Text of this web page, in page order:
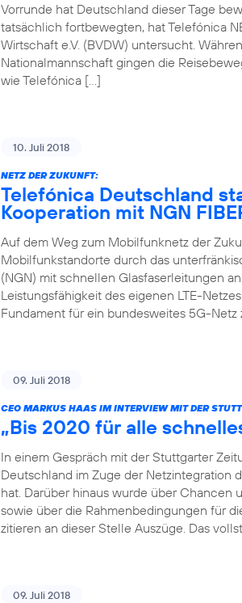
Vorrunde hat Deutschland dieser Tage
tatsächlich fortbewegten, hat Telefónica
Wirtschaft e.V. (BVDW) untersucht.
Nationalmannschaft gingen die
wie Telefónica […]
10. Juli 2018
NETZ DER ZUKUNFT:
Telefónica Deutschland
Kooperation mit NGN
Auf dem Weg zum Mobilfunknetz der
Mobilfunkstandorte durch das
(NGN) mit schnellen Glasfaserleitungen
Leistungsfähigkeit des eigenen LTE-
Fundament für ein bundesweites 5G-
09. Juli 2018
CEO MARKUS HAAS IM INTERVIEW MIT DER
„Bis 2020 für alle
In einem Gespräch mit der Stuttgarter
Deutschland im Zuge der Netzintegration
hat. Darüber hinaus wurde über Chancen
sowie über die Rahmenbedingungen für
zitieren an dieser Stelle Auszüge. Das
09. Juli 2018